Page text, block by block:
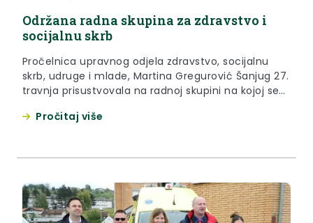
Održana radna skupina za zdravstvo i
socijalnu skrb
Pročelnica upravnog odjela zdravstvo, socijalnu
skrb, udruge i mlade, Martina Gregurović Šanjug 27.
travnja prisustvovala na radnoj skupini na kojoj se
rješenjima.
Pročitaj više